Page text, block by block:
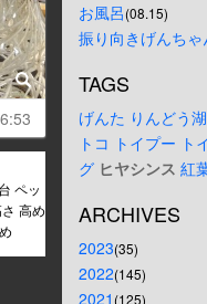
ペッ
高め
お風呂(08.15)
振り向きげんちゃ
TAGS
げんた りんどう
トコ トイプー ト
グ ヒヤシンス 紅
ARCHIVES
2023(35)
2022(145)
2021 (125)